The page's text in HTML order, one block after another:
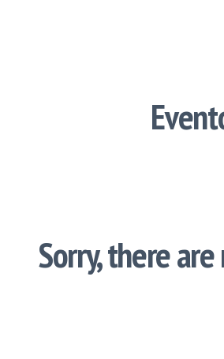
Sorry, there